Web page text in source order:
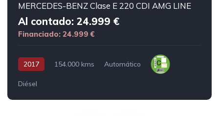
MERCEDES-BENZ Clase E 220 CDI AMG LINE
Al contado: 24.999 €
Financiado: 24.999 €
2017 154.000 kms Automático
Diésel